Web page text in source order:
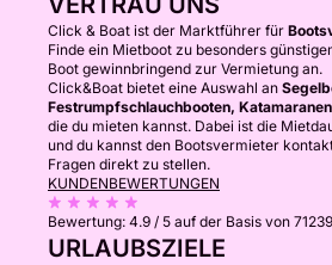
Click & Boat ist der Marktführer für
Finde ein Mietboot zu besonders
Boot gewinnbringend zur Vermietung an.
Click&Boat bietet eine Auswahl an
Festrumpfschlauchbooten,
die du mieten kannst. Dabei ist die
und du kannst den Bootsvermieter
Fragen direkt zu stellen.
KUNDENBEWERTUNGEN
Bewertung: 4.9 / 5 auf der Basis von
URLAUBSZIELE